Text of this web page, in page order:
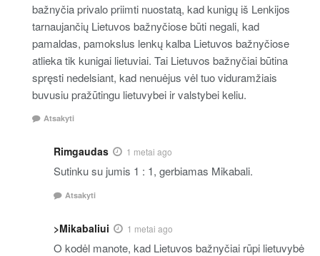
bažnyčia privalo priimti nuostatą, kad kunigų iš Lenkijos
tarnaujančių Lietuvos bažnyčiose būti negali, kad
pamaldas, pamokslus lenkų kalba Lietuvos bažnyčiose
atlieka tik kunigai lietuviai. Tai Lietuvos bažnyčiai būtina
spręsti nedelsiant, kad nenuėjus vėl tuo viduramžiais
buvusiu pražūtingu lietuvybei ir valstybei keliu.
Atsakyti
Rimgaudas 1 metai ago
Sutinku su jumis 1 : 1, gerbiamas Mikabali.
Atsakyti
>Mikabaliui 1 metai ago
O kodėl manote, kad Lietuvos bažnyčiai rūpi lietuvybė